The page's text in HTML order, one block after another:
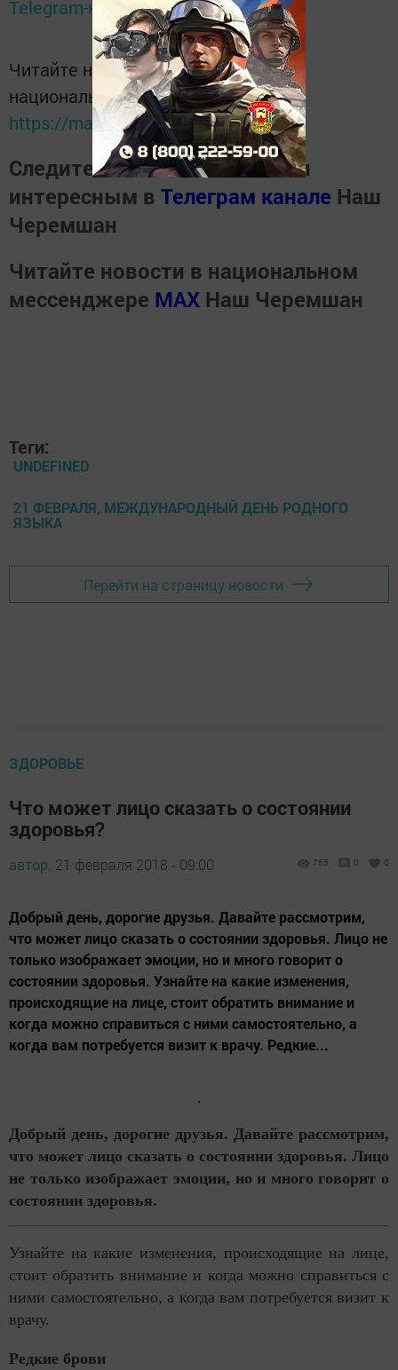
Telegram-каналеТатмедиа
Читайте новости Татарстана в
национальном мессенджере MАХ:
https://max.ru/tatmedia
Следите за самым важным и
интересным в Телеграм канале Наш
Черемшан
Читайте новости в национальном
мессенджере MАХ Наш Черемшан
Теги:
UNDEFINED
21 ФЕВРАЛЯ, МЕЖДУНАРОДНЫЙ ДЕНЬ РОДНОГО
ЯЗЫКА
Перейти на страницу новости
ЗДОРОВЬЕ
Что может лицо сказать о состоянии
здоровья?
автор, 21 февраля 2018 - 09:00 765 0 0
Добрый день, дорогие друзья. Давайте рассмотрим,
что может лицо сказать о состоянии здоровья. Лицо не
только изображает эмоции, но и много говорит о
состоянии здоровья. Узнайте на какие изменения,
происходящие на лице, стоит обратить внимание и
когда можно справиться с ними самостоятельно, а
когда вам потребуется визит к врачу. Редкие...
Добрый день, дорогие друзья. Давайте рассмотрим,
что может лицо сказать о состоянии здоровья. Лицо
не только изображает эмоции, но и много говорит о
состоянии здоровья.
Узнайте на какие изменения, происходящие на лице,
стоит обратить внимание и когда можно справиться с
ними самостоятельно, а когда вам потребуется визит к
врачу.
Редкие брови